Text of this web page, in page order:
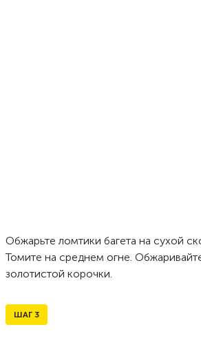
Обжарьте ломтики багета на сухой
Томите на среднем огне.
золотистой корочки.
ШАГ 3